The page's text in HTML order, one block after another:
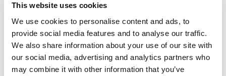
This website uses cookies
We use cookies to personalise content and ads, to
provide social media features and to analyse our traffic.
We also share information about your use of our site with
our social media, advertising and analytics partners who
may combine it with other information that you’ve